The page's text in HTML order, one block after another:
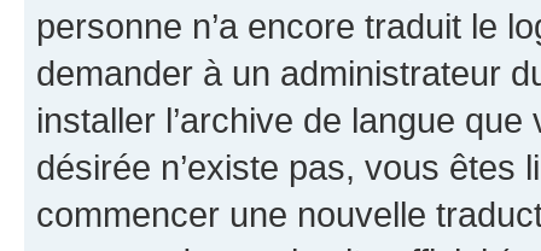
personne n’a encore traduit le
demander à un administrateur
installer l’archive de langue
désirée n’existe pas, vous êtes
commencer une nouvelle